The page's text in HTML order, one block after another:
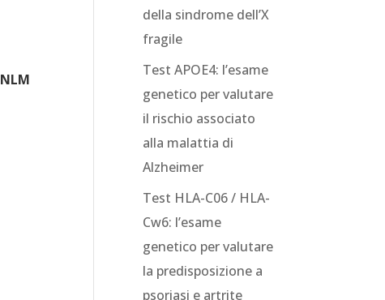
NLM
della sindrome dell’X
fragile
Test APOE4: l’esame
genetico per valutare
il rischio associato
alla malattia di
Alzheimer
Test HLA-C06 / HLA-
Cw6: l’esame
genetico per valutare
la predisposizione a
psoriasi e artrite